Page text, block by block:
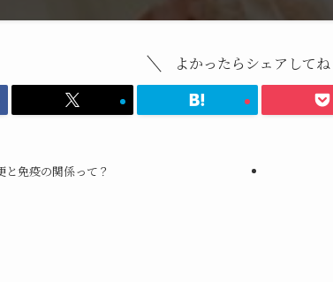
よかったらシェアしてね
と免疫の関係って？